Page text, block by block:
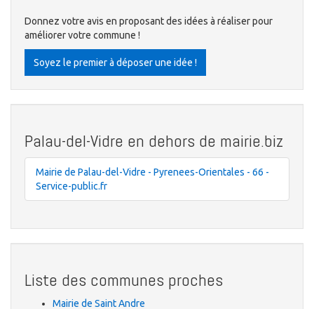
Donnez votre avis en proposant des idées à réaliser pour
améliorer votre commune !
Soyez le premier à déposer une idée !
Palau-del-Vidre en dehors de mairie.biz
Mairie de Palau-del-Vidre - Pyrenees-Orientales - 66 -
Service-public.fr
Liste des communes proches
Mairie de Saint Andre